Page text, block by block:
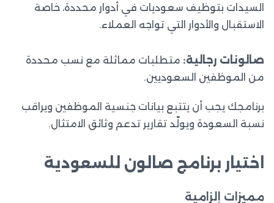
السيدات بتوظيف سعوديات في أدوار محددة، خاصة
الاستقبال والأدوار التي تواجه العملاء.
صالونات رجالية: متطلبات مماثلة مع نسب محددة
من الموظفين السعوديين.
برنامجك يجب أن يتتبع بيانات جنسية الموظفين ويراقب
نسبة السعودة ويولّد تقارير تدعم وثائق الامتثال.
اختيار برنامج صالون للسعودية
مميزات إلزامية